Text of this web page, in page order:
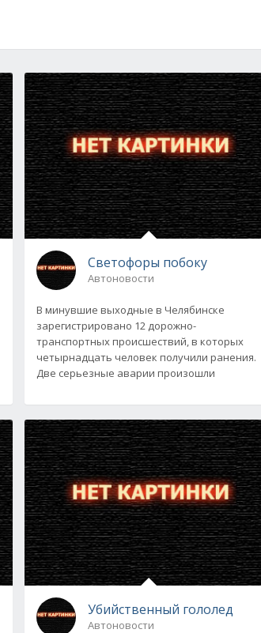
Светофоры побоку
Автоновости
В минувшие выходные в Челябинске
зарегистрировано 12 дорожно-
транспортных происшествий, в которых
четырнадцать человек получили ранения.
Две серьезные аварии произошли
Убийственный гололед
Автоновости